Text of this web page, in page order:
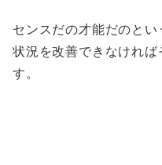
センスだの才能だのと
状況を改善できなけれ
す。